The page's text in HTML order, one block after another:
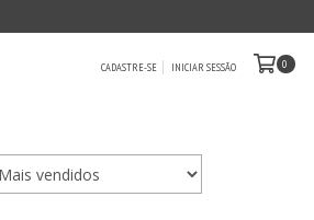
CADASTRE-SE INICIAR SESSÃO 0